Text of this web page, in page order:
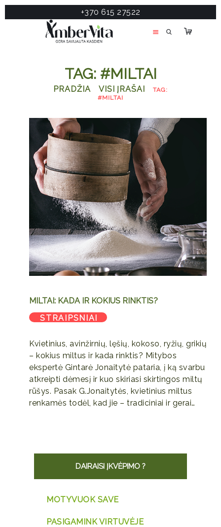
+370 615 27522
TAG: #MILTAI
PRADŽIA VISI ĮRAŠAI
TAG:
#MILTAI
PASLAUGOS
PRODUKTAI
APIE MANE
MILTAI: KADA IR KOKIUS RINKTIS?
STRAIPSNIAI
Kvietinius, avinžirnių, lęšių, kokoso, ryžių, grikių
– kokius miltus ir kada rinktis? Mitybos
ekspertė Gintarė Jonaitytė pataria, į ką svarbu
atkreipti dėmesį ir kuo skiriasi skirtingos miltų
rūšys. Pasak G.Jonaitytės, kvietinius miltus
renkamės todėl, kad jie – tradiciniai ir gerai…
DAIRAISI ĮKVĖPIMO ?
MOTYVUOK SAVE
PASIGAMINK VIRTUVĖJE